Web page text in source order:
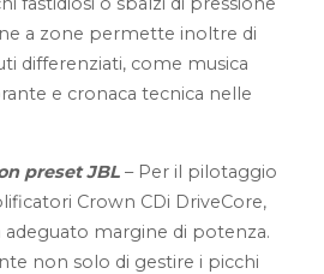
a zone permette inoltre di
differenziati, come musica
e cronaca tecnica nelle
preset JBL – Per il pilotaggio
Crown CDi DriveCore,
margine di potenza.
non solo di gestire i picchi